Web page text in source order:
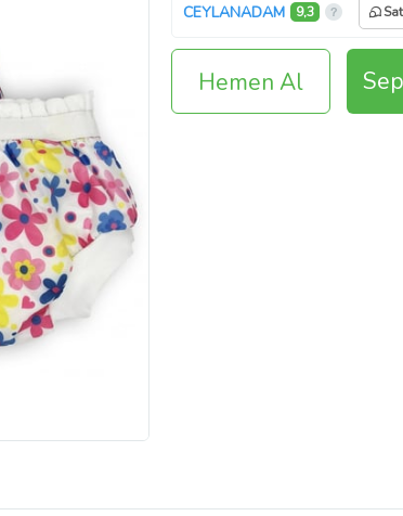
CEYLANADAM 9,3
Hemen Al